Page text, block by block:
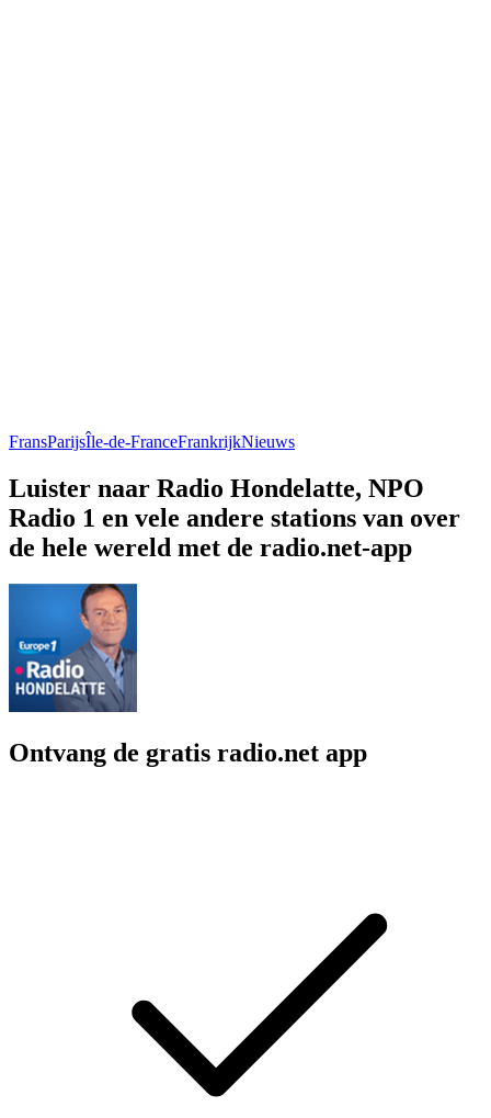
FransParijsÎle-de-FranceFrankrijkNieuws
Luister naar Radio Hondelatte, NPO
Radio 1 en vele andere stations van over
de hele wereld met de radio.net-app
Ontvang de gratis radio.net app